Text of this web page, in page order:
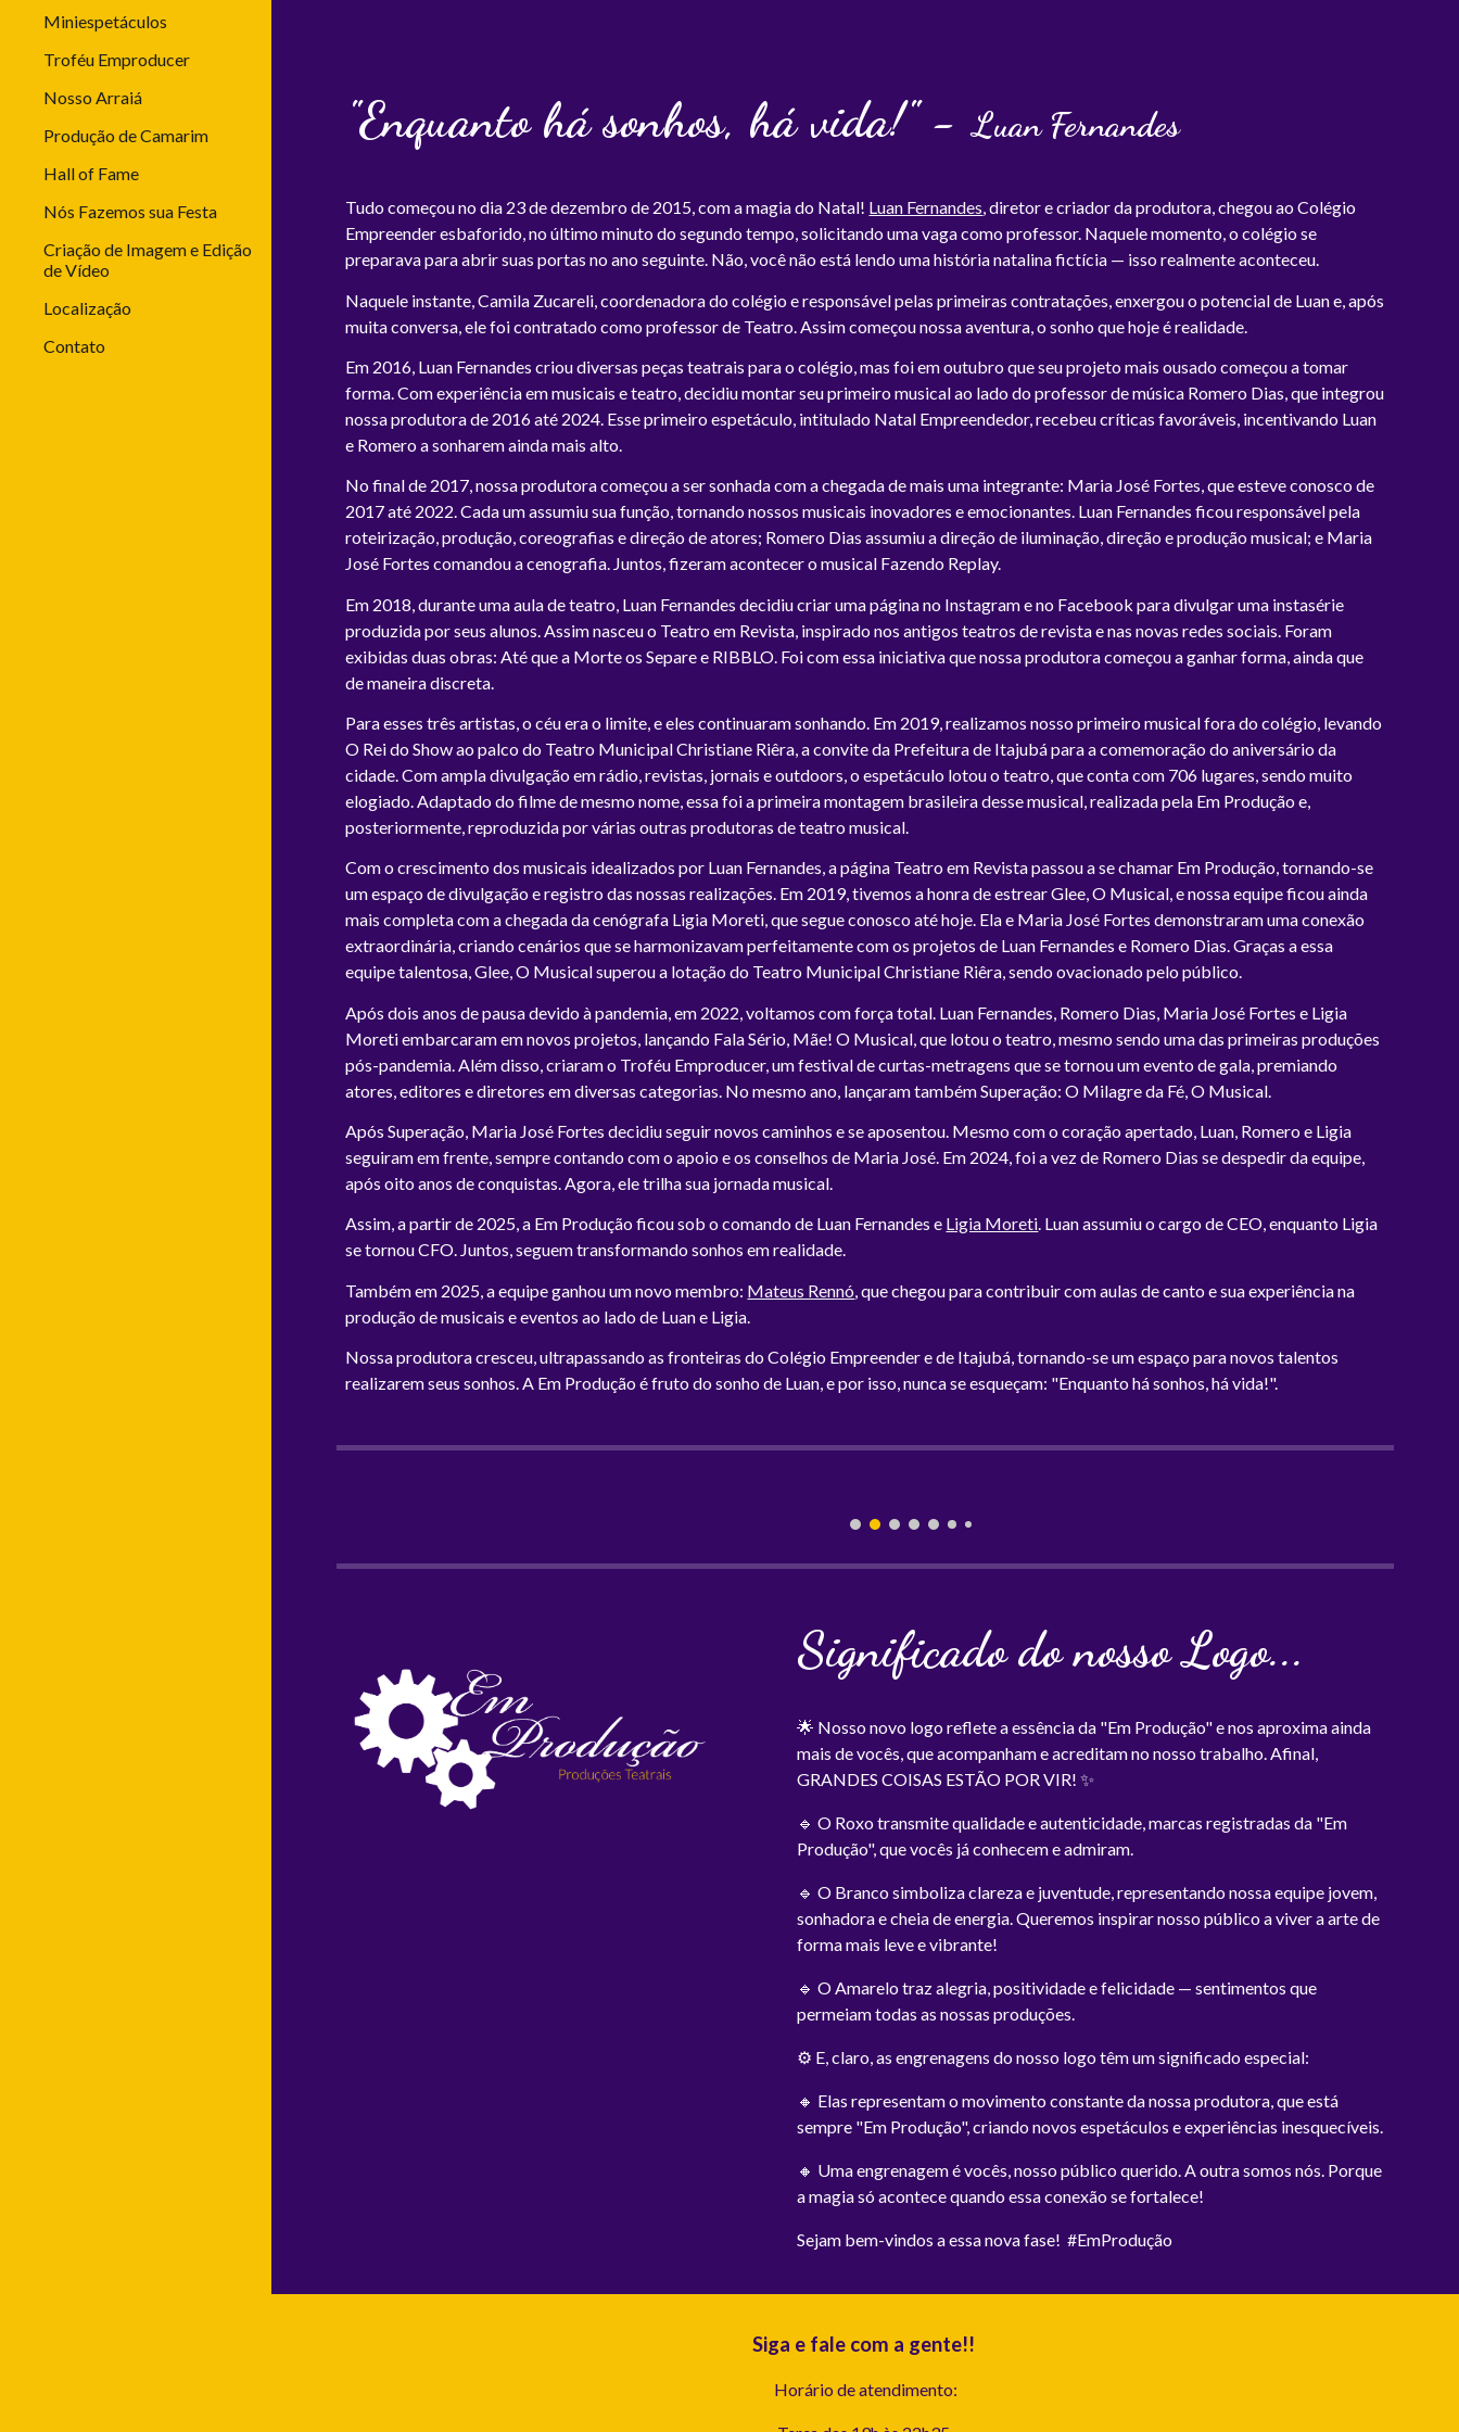
Miniespetáculos
Troféu Emproducer
Nosso Arraiá
Produção de Camarim
Hall of Fame
Nós Fazemos sua Festa
Criação de Imagem e Edição
de Vídeo
Localização
Contato
"Enquanto há sonhos, há vida!" -Luan Fernandes
Tudo começou no dia 23 de dezembro de 2015, com a magia do Natal! Luan Fernandes, diretor e criador da produtora, chegou ao Colégio
Empreender esbaforido, no último minuto do segundo tempo, solicitando uma vaga como professor. Naquele momento, o colégio se
preparava para abrir suas portas no ano seguinte. Não, você não está lendo uma história natalina fictícia — isso realmente aconteceu.
Naquele instante, Camila Zucareli, coordenadora do colégio e responsável pelas primeiras contratações, enxergou o potencial de Luan e, após
muita conversa, ele foi contratado como professor de Teatro. Assim começou nossa aventura, o sonho que hoje é realidade.
Em 2016, Luan Fernandes criou diversas peças teatrais para o colégio, mas foi em outubro que seu projeto mais ousado começou a tomar
forma. Com experiência em musicais e teatro, decidiu montar seu primeiro musical ao lado do professor de música Romero Dias, que integrou
nossa produtora de 2016 até 2024. Esse primeiro espetáculo, intitulado Natal Empreendedor, recebeu críticas favoráveis, incentivando Luan
e Romero a sonharem ainda mais alto.
No final de 2017, nossa produtora começou a ser sonhada com a chegada de mais uma integrante: Maria José Fortes, que esteve conosco de
2017 até 2022. Cada um assumiu sua função, tornando nossos musicais inovadores e emocionantes. Luan Fernandes ficou responsável pela
roteirização, produção, coreografias e direção de atores; Romero Dias assumiu a direção de iluminação, direção e produção musical; e Maria
José Fortes comandou a cenografia. Juntos, fizeram acontecer o musical Fazendo Replay.
Em 2018, durante uma aula de teatro, Luan Fernandes decidiu criar uma página no Instagram e no Facebook para divulgar uma instasérie
produzida por seus alunos. Assim nasceu o Teatro em Revista, inspirado nos antigos teatros de revista e nas novas redes sociais. Foram
exibidas duas obras: Até que a Morte os Separe e RIBBLO. Foi com essa iniciativa que nossa produtora começou a ganhar forma, ainda que
de maneira discreta.
Para esses três artistas, o céu era o limite, e eles continuaram sonhando. Em 2019, realizamos nosso primeiro musical fora do colégio, levando
O Rei do Show ao palco do Teatro Municipal Christiane Riêra, a convite da Prefeitura de Itajubá para a comemoração do aniversário da
cidade. Com ampla divulgação em rádio, revistas, jornais e outdoors, o espetáculo lotou o teatro, que conta com 706 lugares, sendo muito
elogiado. Adaptado do filme de mesmo nome, essa foi a primeira montagem brasileira desse musical, realizada pela Em Produção e,
posteriormente, reproduzida por várias outras produtoras de teatro musical.
Com o crescimento dos musicais idealizados por Luan Fernandes, a página Teatro em Revista passou a se chamar Em Produção, tornando-se
um espaço de divulgação e registro das nossas realizações. Em 2019, tivemos a honra de estrear Glee, O Musical, e nossa equipe ficou ainda
mais completa com a chegada da cenógrafa Ligia Moreti, que segue conosco até hoje. Ela e Maria José Fortes demonstraram uma conexão
extraordinária, criando cenários que se harmonizavam perfeitamente com os projetos de Luan Fernandes e Romero Dias. Graças a essa
equipe talentosa, Glee, O Musical superou a lotação do Teatro Municipal Christiane Riêra, sendo ovacionado pelo público.
Após dois anos de pausa devido à pandemia, em 2022, voltamos com força total. Luan Fernandes, Romero Dias, Maria José Fortes e Ligia
Moreti embarcaram em novos projetos, lançando Fala Sério, Mãe! O Musical, que lotou o teatro, mesmo sendo uma das primeiras produções
pós-pandemia. Além disso, criaram o Troféu Emproducer, um festival de curtas-metragens que se tornou um evento de gala, premiando
atores, editores e diretores em diversas categorias. No mesmo ano, lançaram também Superação: O Milagre da Fé, O Musical.
Após Superação, Maria José Fortes decidiu seguir novos caminhos e se aposentou. Mesmo com o coração apertado, Luan, Romero e Ligia
seguiram em frente, sempre contando com o apoio e os conselhos de Maria José. Em 2024, foi a vez de Romero Dias se despedir da equipe,
após oito anos de conquistas. Agora, ele trilha sua jornada musical.
Assim, a partir de 2025, a Em Produção ficou sob o comando de Luan Fernandes e Ligia Moreti. Luan assumiu o cargo de CEO, enquanto Ligia
se tornou CFO. Juntos, seguem transformando sonhos em realidade.
Também em 2025, a equipe ganhou um novo membro: Mateus Rennó , que chegou para contribuir com aulas de canto e sua experiência na
produção de musicais e eventos ao lado de Luan e Ligia.
Nossa produtora cresceu, ultrapassando as fronteiras do Colégio Empreender e de Itajubá, tornando-se um espaço para novos talentos
realizarem seus sonhos. A Em Produção é fruto do sonho de Luan, e por isso, nunca se esqueçam: "Enquanto há sonhos, há vida!".
Significado do nosso Logo...
🌟 Nosso novo logo reflete a essência da "Em Produção" e nos aproxima ainda
mais de vocês, que acompanham e acreditam no nosso trabalho. Afinal,
GRANDES COISAS ESTÃO POR VIR! ✨
🔹 O Roxo transmite qualidade e autenticidade, marcas registradas da "Em
Produção", que vocês já conhecem e admiram.
🔹 O Branco simboliza clareza e juventude, representando nossa equipe jovem,
sonhadora e cheia de energia. Queremos inspirar nosso público a viver a arte de
forma mais leve e vibrante!
🔹 O Amarelo traz alegria, positividade e felicidade — sentimentos que
permeiam todas as nossas produções.
⚙️ E, claro, as engrenagens do nosso logo têm um significado especial:
🔸 Elas representam o movimento constante da nossa produtora, que está
sempre "Em Produção", criando novos espetáculos e experiências inesquecíveis.
🔸 Uma engrenagem é vocês, nosso público querido. A outra somos nós. Porque
a magia só acontece quando essa conexão se fortalece!
Sejam bem-vindos a essa nova fase! #EmProdução
Siga e fale com a gente!!
Horário de atendimento: